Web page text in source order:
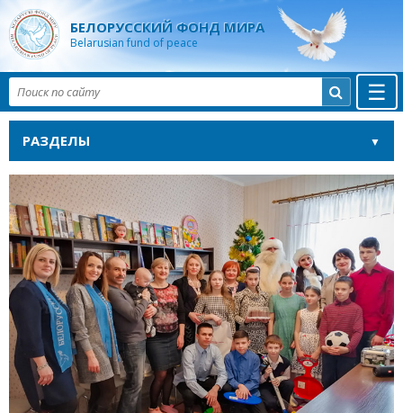
БЕЛОРУССКИЙ ФОНД МИРА
Belarusian fund of peace
☰

РАЗДЕЛЫ